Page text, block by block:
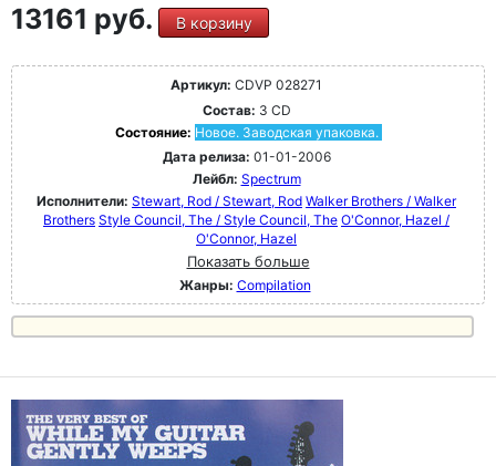
13161 руб. В корзину
Артикул: CDVP 028271
Состав: 3 CD
Состояние: Новое. Заводская упаковка.
Дата релиза: 01-01-2006
Лейбл: Spectrum
Исполнители: Stewart, Rod / Stewart, Rod Walker Brothers / Walker
Brothers Style Council, The / Style Council, The O'Connor, Hazel /
O'Connor, Hazel
Показать больше
Жанры: Compilation